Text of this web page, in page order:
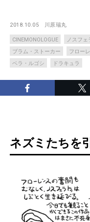
2018.10.05 川原瑞丸
CINEMONOLOGUE ノスフェ
ブラム・ストーカー
フロー
ベラ・ルゴシ
ドラキュラ
ネズミたちを